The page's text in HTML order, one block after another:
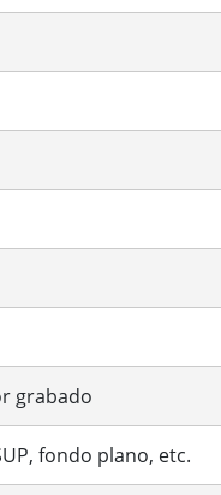
grabado
fondo plano, etc.